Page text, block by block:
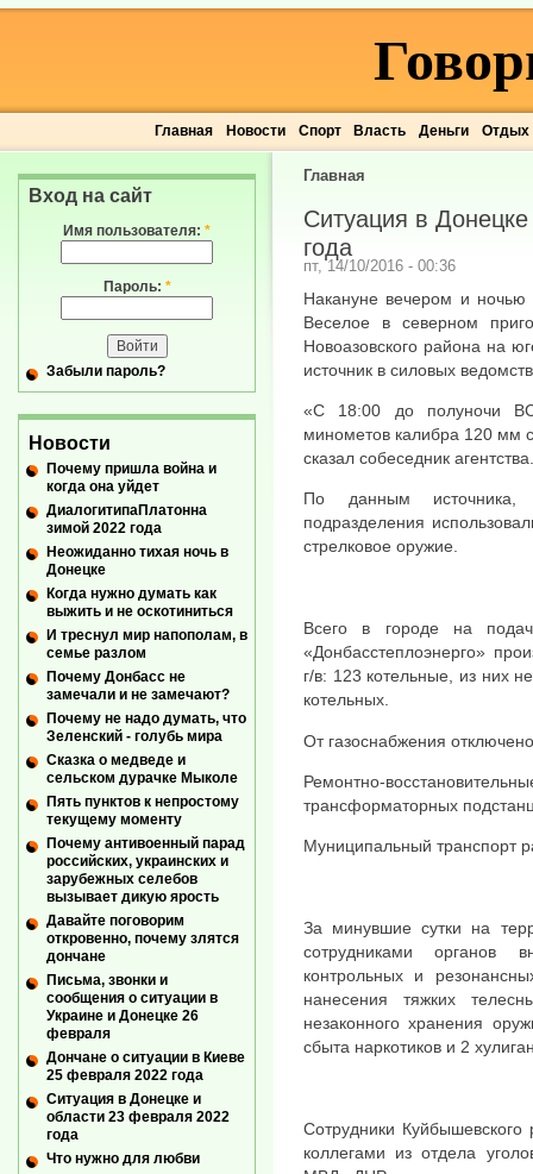
Главная Новости Спорт Власть Деньги Отдых
Главная
Ситуация в
года
пт, 14/10/2016 - 00:36
Накануне вечером и ночью
Веселое в северном
Новоазовского района на
источник в силовых
«С 18:00 до полуночи
минометов калибра 120 мм
сказал собеседник агентства.
По данным источника,
подразделения
стрелковое оружие.
Всего в городе на
«Донбасстеплоэнерго»
г/в: 123 котельные, из них
котельных.
От газоснабжения
Ремонтно-
трансформаторных
Муниципальный транспорт
За минувшие сутки на
сотрудниками органов
контрольных и
нанесения тяжких
незаконного хранения
сбыта наркотиков и 2
Сотрудники
коллегами из отдела
Вход на сайт
Имя пользователя: *
Пароль: *
Забыли пароль?
Новости
Почему пришла война и
когда она уйдет
ДиалогитипаПлатонна
зимой 2022 года
Неожиданно тихая ночь в
Донецке
Когда нужно думать как
выжить и не оскотиниться
И треснул мир напополам, в
семье разлом
Почему Донбасс не
замечали и не замечают?
Почему не надо думать, что
Зеленский - голубь мира
Сказка о медведе и
сельском дурачке Мыколе
Пять пунктов к непростому
текущему моменту
Почему антивоенный парад
российских, украинских и
зарубежных селебов
вызывает дикую ярость
Давайте поговорим
откровенно, почему злятся
дончане
Письма, звонки и
сообщения о ситуации в
Украине и Донецке 26
февраля
Дончане о ситуации в Киеве
25 февраля 2022 года
Ситуация в Донецке и
области 23 февраля 2022
года
Что нужно для любви